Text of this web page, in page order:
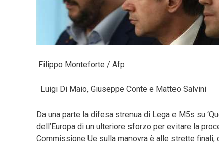
Filippo Monteforte / Afp
Luigi Di Maio, Giuseppe Conte e Matteo Salvini
Da una parte la difesa strenua di Lega e M5s su
dell’Europa di un ulteriore sforzo per evitare la
Commissione Ue sulla manovra è alle strette